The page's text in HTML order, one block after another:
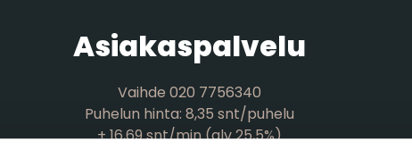
Asiakaspalvelu
Vaihde 020 7756340
Puhelun hinta: 8,35 snt/puhelu
+ 16,69 snt/min (alv 25,5%)